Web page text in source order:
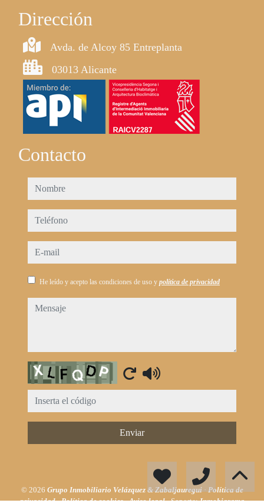
Dirección
Avda. de Alcoy 85 Entreplanta
03013 Alicante
Contacto
nombre
teléfono
e-mail
He leído y acepto las condiciones de uso y política de privacidad
mensaje
Captcha
Enviar
© 2026 Grupo Inmobiliario Velázquez & Zabaljauregui·Política de
privacidad·Política de cookies·Aviso legal· Soporte:Inmobigrama